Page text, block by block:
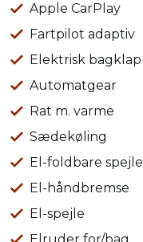
Apple CarPlay
Fartpilot adaptiv
Elektrisk bagklap
Automatgear
Rat m. varme
Sædekøling
El-foldbare spejle
El-håndbremse
El-spejle